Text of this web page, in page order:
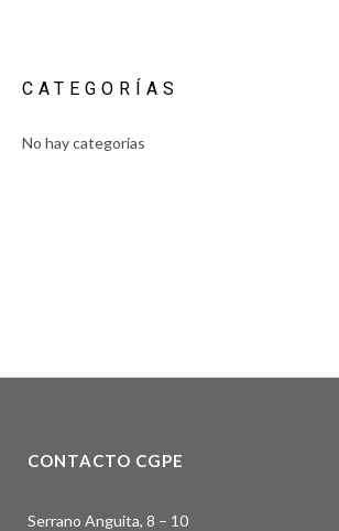
CATEGORÍAS
No hay categorías
CONTACTO CGPE
Serrano Anguita, 8 – 10